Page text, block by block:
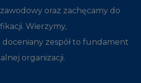
oraz zachęcamy do
Wierzymy,
doceniany zespół to fundament
organizacji.